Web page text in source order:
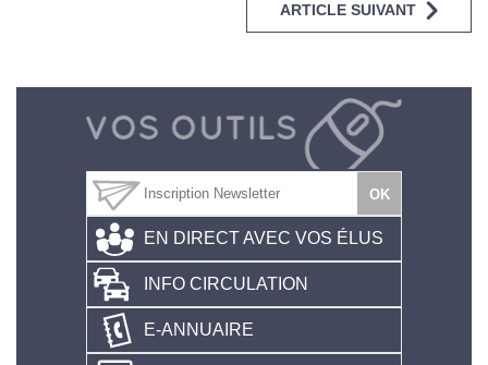
ARTICLE SUIVANT
EN DIRECT AVEC VOS ÉLUS
INFO CIRCULATION
E-ANNUAIRE